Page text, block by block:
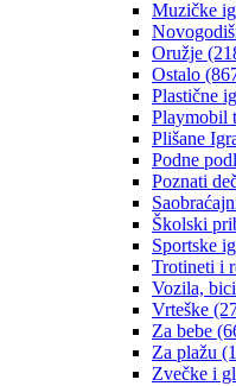
Muzičke
Oružje
Ostalo
Plastične
Playmobil
Plišane
Podne
Poznati
Školski
Sportske
Trotineti i
Vozila,
Vrteške
Za bebe
Za plažu
Zvečke i